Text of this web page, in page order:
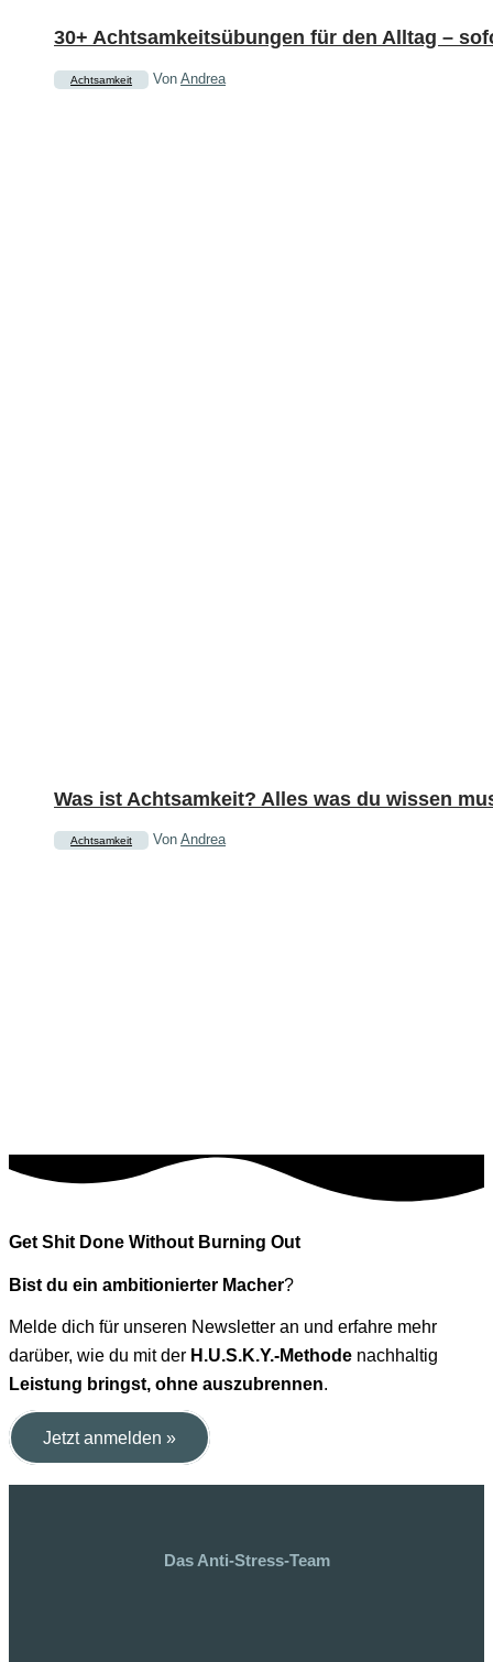
30+ Achtsamkeitsübungen für den Alltag –
Achtsamkeit VonAndrea
Was ist Achtsamkeit? Alles was du wissen
Achtsamkeit VonAndrea
Get Shit Done Without Burning Out
Bist du ein ambitionierter Macher?
Melde dich für unseren Newsletter an und erfahre mehr
darüber, wie du mit der H.U.S.K.Y.-Methode nachhaltig
Leistung bringst, ohne auszubrennen.
Jetzt anmelden »
Das Anti-Stress-Team